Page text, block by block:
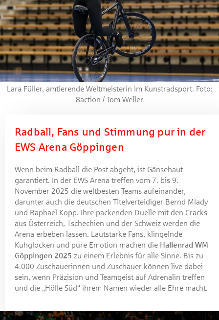
Lara Füller, amtierende Weltmeisterin im Kunstradsport. Foto:
8action / Tom Weller
Radball, Fans und Stimmung pur in der
EWS Arena Göppingen
Wenn beim Radball die Post abgeht, ist Gänsehaut
garantiert. In der EWS Arena treffen vom 7. bis 9.
November 2025 die weltbesten Teams aufeinander,
darunter auch die deutschen Titelverteidiger Bernd Mlady
und Raphael Kopp. Ihre packenden Duelle mit den Cracks
aus Österreich, Tschechien und der Schweiz werden die
Arena erbeben lassen. Lautstarke Fans, klingelnde
Kuhglocken und pure Emotion machen die Hallenrad WM
Göppingen 2025 zu einem Erlebnis für alle Sinne. Bis zu
4.000 Zuschauerinnen und Zuschauer können live dabei
sein, wenn Präzision und Teamgeist auf Adrenalin treffen
und die „Hölle Süd“ ihrem Namen wieder alle Ehre macht.